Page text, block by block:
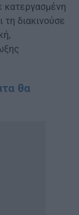
κατεργασμένη
τη διακινούσε
θα